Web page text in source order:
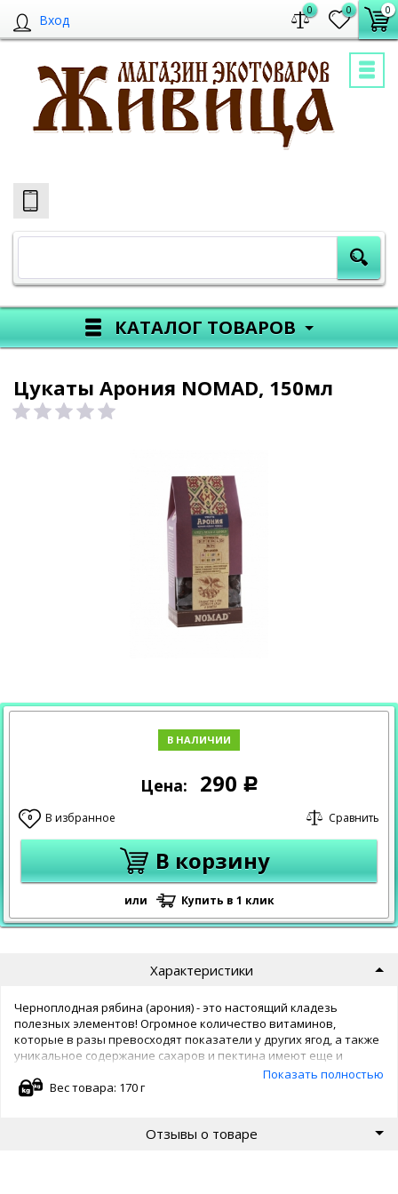
Вход
0 0 0
КАТАЛОГ ТОВАРОВ
Цукаты Арония NOMAD, 150мл
В НАЛИЧИИ
Цена: 290 Р
0 В избранное Сравнить
В корзину
или Купить в 1 клик
Характеристики
Черноплодная рябина (арония) - это настоящий кладезь
полезных элементов! Огромное количество витаминов,
которые в разы превосходят показатели у других ягод, а также
уникальное содержание сахаров и пектина имеют еще и
приятный бонус - оригинальный кисло-сладковатый вкус с
характерной терпкостью. При изготовлении цукатов из рябины
получения максимально полезного и вкусного лакомства для
Показать полностью
Вес товара: 170 г
Отзывы о товаре